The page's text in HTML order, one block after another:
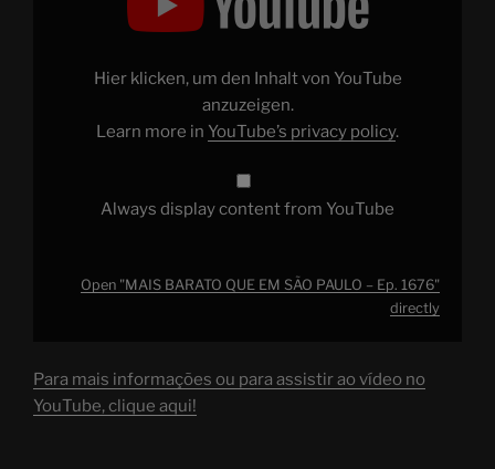
Hier klicken, um den Inhalt von YouTube
anzuzeigen.
Learn more in YouTube’s privacy policy.
Always display content from YouTube
Open "MAIS BARATO QUE EM SÃO PAULO – Ep. 1676"
directly
Para mais informações ou para assistir ao vídeo no
YouTube, clique aqui!